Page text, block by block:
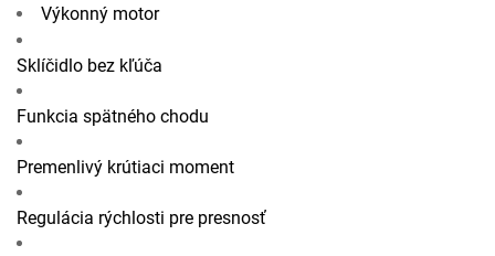
Výkonný motor
Sklíčidlo bez kľúča
Funkcia spätného chodu
Premenlivý krútiaci moment
Regulácia rýchlosti pre presnosť